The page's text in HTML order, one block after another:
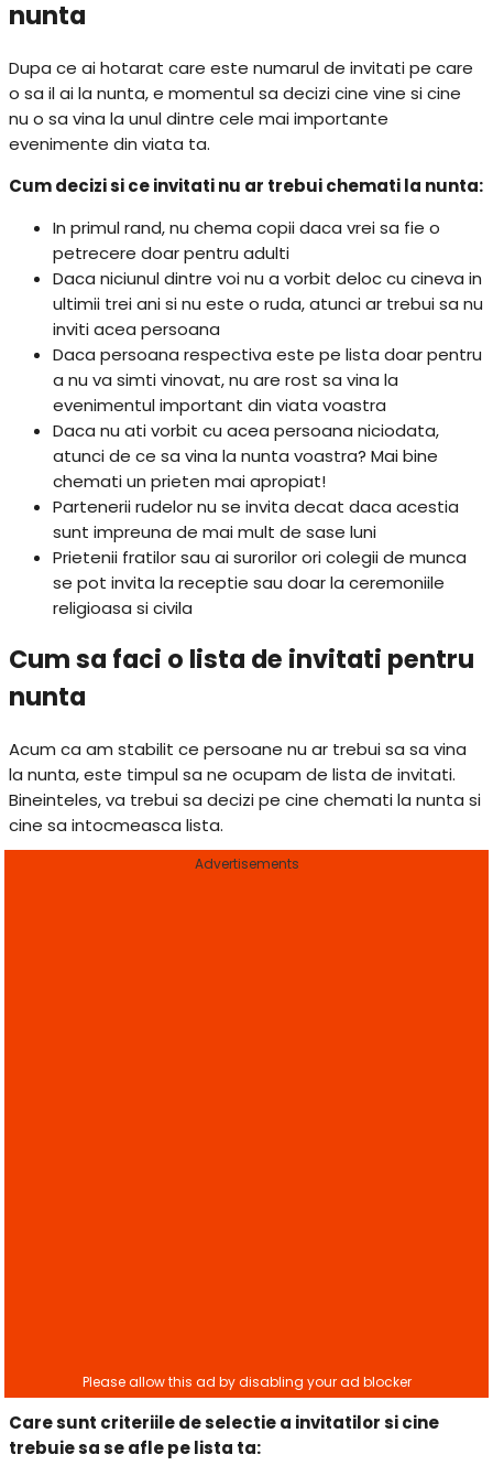
nunta
Dupa ce ai hotarat care este numarul de invitati pe care
o sa il ai la nunta, e momentul sa decizi cine vine si cine
nu o sa vina la unul dintre cele mai importante
evenimente din viata ta.
Cum decizi si ce invitati nu ar trebui chemati la nunta:
In primul rand, nu chema copii daca vrei sa fie o
petrecere doar pentru adulti
Daca niciunul dintre voi nu a vorbit deloc cu cineva in
ultimii trei ani si nu este o ruda, atunci ar trebui sa nu
inviti acea persoana
Daca persoana respectiva este pe lista doar pentru
a nu va simti vinovat, nu are rost sa vina la
evenimentul important din viata voastra
Daca nu ati vorbit cu acea persoana niciodata,
atunci de ce sa vina la nunta voastra? Mai bine
chemati un prieten mai apropiat!
Partenerii rudelor nu se invita decat daca acestia
sunt impreuna de mai mult de sase luni
Prietenii fratilor sau ai surorilor ori colegii de munca
se pot invita la receptie sau doar la ceremoniile
religioasa si civila
Cum sa faci o lista de invitati pentru
nunta
Acum ca am stabilit ce persoane nu ar trebui sa sa vina
la nunta, este timpul sa ne ocupam de lista de invitati.
Bineinteles, va trebui sa decizi pe cine chemati la nunta si
cine sa intocmeasca lista.
Advertisements
Care sunt criteriile de selectie a invitatilor si cine
trebuie sa se afle pe lista ta: